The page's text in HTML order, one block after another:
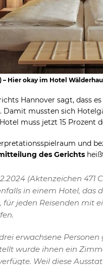
Hier okay im Hotel
Hannover sagt, dass
Damit mussten sich
muss jetzt 15 Prozent
und
des Gerichts
(Aktenzeichen 471
in einem Hotel, das
für jeden Reisenden mit
erwachsene
wurde ihnen ein
Weil diese